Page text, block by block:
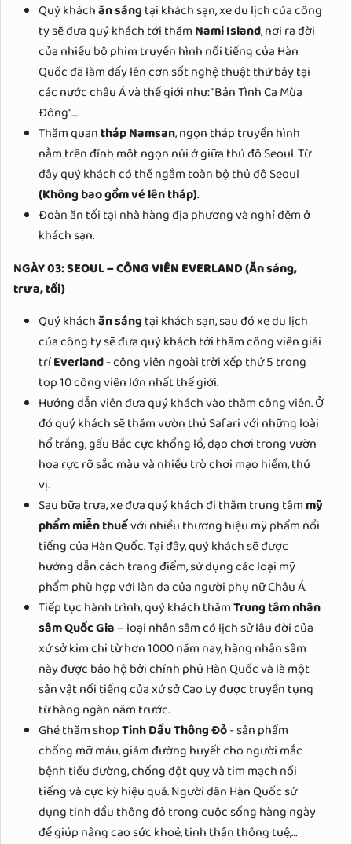
Quý kháchăn sáng tại khách sạn, xe du lịch của công
ty sẽ đưa quý khách tới thăm Nami Island, nơi ra đời
của nhiều bộ phim truyền hình nổi tiếng của Hàn
Quốc đã làm dấy lên cơn sốt nghệ thuật thứ bảy tại
các nước châu Á và thế giới như: "Bản Tình Ca Mùa
Đông"....
Thăm quan tháp Namsan, ngọn tháp truyền hình
nằm trên đỉnh một ngọn núi ở giữa thủ đô Seoul. Từ
đây quý khách có thể ngắm toàn bộ thủ đô Seoul
(Không bao gồm vé lên tháp).
Đoàn ăn tối tại nhà hàng địa phương và nghỉ đêm ở
khách sạn.
NGÀY 03:SEOUL – CÔNG VIÊN EVERLAND(Ăn sáng,
trưa, tối)
Quý kháchăn sáng tại khách sạn, sau đó xe du lịch
của công ty sẽ đưa quý khách tới thăm công viên giải
tríEverland- công viên ngoài trời xếp thứ 5 trong
top 10 công viên lớn nhất thế giới.
Hướng dẫn viên đưa quý khách vào thăm công viên. Ở
đó quý khách sẽ thăm vườn thú Safari với những loài
hổ trắng, gấu Bắc cực khổng lồ, dạo chơi trong vườn
hoa rực rỡ sắc màu và nhiều trò chơi mạo hiểm, thú
vị.
Sau bữa trưa, xe đưa quý khách đi thăm trung tâmmỹ
phẩm miễn thuếvới nhiều thương hiệu mỹ phẩm nổi
tiếng của Hàn Quốc. Tại đây, quý khách sẽ được
hướng dẫn cách trang điểm, sử dụng các loại mỹ
phẩm phù hợp với làn da của người phụ nữ Châu Á.
Tiếp tục hành trình, quý khách thămTrung tâm nhân
sâm Quốc Gia – loại nhân sâm có lịch sử lâu đời của
xứ sở kim chi từ hơn 1000 năm nay, hãng nhân sâm
này được bảo hộ bởi chính phủ Hàn Quốc và là một
sản vật nổi tiếng của xứ sởCao Lyđược truyền tụng
từ hàng ngàn năm trước.
Ghé thăm shopTinh Dầu Thông Đỏ- sản phẩm
chống mỡ máu, giảm đường huyết cho người mắc
bệnh tiểu đường, chống đột quỵ và tim mạch nổi
tiếng và cực kỳ hiệu quả. Người dân Hàn Quốc sử
dụng tinh dầu thông đỏ trong cuộc sống hàng ngày
để giúp nâng cao sức khoẻ, tinh thần thông tuệ,…